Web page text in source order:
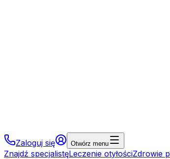
Zaloguj się Otwórz menu
Znajdź specjalistęLeczenie otyłościZdrowie